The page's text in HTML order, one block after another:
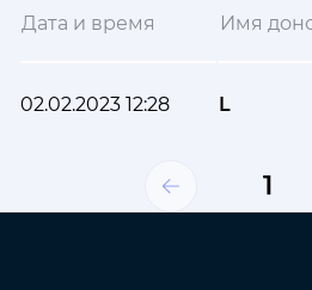
Дата и время Имя
02.02.2023 12:28 L
1